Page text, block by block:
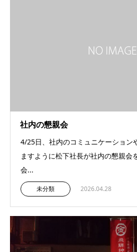
社内の懇親会
4/25日、社内のコミュニケーション
ますように松下社長が社内の懇親会
会...
未分類 2026.04.28